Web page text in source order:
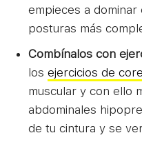
empieces a
posturas más
Combínalos con
los ejercicios de core
muscular y con ello
abdominales
de tu cintura y se